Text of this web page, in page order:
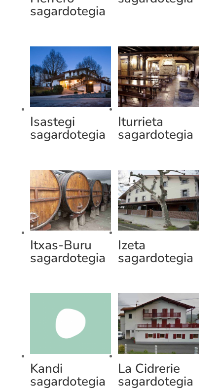
sagardotegia
Isastegi
sagardotegia
Iturrieta
sagardotegia
Itxas-Buru
sagardotegia
Izeta
sagardotegia
Kandi
sagardotegia
La Cidrerie
sagardotegia